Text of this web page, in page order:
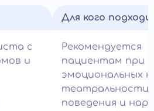
с
и
Для кого
Рекомендуется
пациентам при
эмоциональных
театральности
поведения и